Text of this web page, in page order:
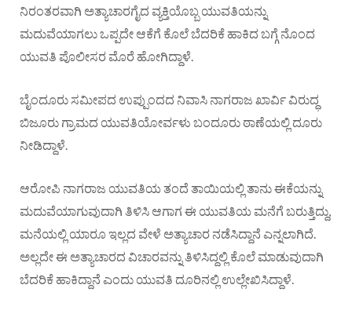
ನಿರಂತರವಾಗಿ ಅತ್ಯಾಚಾರಗೈದ ವ್ಯಕ್ತಿಯೊಬ್ಬ ಯುವತಿಯನ್ನು
ಮದುವೆಯಾಗಲು ಒಪ್ಪದೇ ಆಕೆಗೆ ಕೊಲೆ ಬೆದರಿಕೆ ಹಾಕಿದ ಬಗ್ಗೆ ನೊಂದ
ಯುವತಿ ಪೊಲೀಸರ ಮೊರೆ ಹೋಗಿದ್ದಾಳೆ.
ಬೈಂದೂರು ಸಮೀಪದ ಉಪ್ಪುಂದದ ನಿವಾಸಿ ನಾಗರಾಜ ಖಾರ್ವಿ ವಿರುದ್ಧ
ಬಿಜೂರು ಗ್ರಾಮದ ಯುವತಿಯೋರ್ವಳು ಬಂದೂರು ಠಾಣೆಯಲ್ಲಿ ದೂರು
ನೀಡಿದ್ದಾಳೆ.
ಆರೋಪಿ ನಾಗರಾಜ ಯುವತಿಯ ತಂದೆ ತಾಯಿಯಲ್ಲಿ ತಾನು ಈಕೆಯನ್ನು
ಮದುವೆಯಾಗುವುದಾಗಿ ತಿಳಿಸಿ ಆಗಾಗ ಈ ಯುವತಿಯ ಮನೆಗೆ ಬರುತ್ತಿದ್ದು,
ಮನೆಯಲ್ಲಿ ಯಾರೂ ಇಲ್ಲದ ವೇಳೆ ಅತ್ಯಾಚಾರ ನಡೆಸಿದ್ದಾನೆ ಎನ್ನಲಾಗಿದೆ.
ಅಲ್ಲದೇ ಈ ಅತ್ಯಾಚಾರದ ವಿಚಾರವನ್ನು ತಿಳಿಸಿದ್ದಲ್ಲಿ ಕೊಲೆ ಮಾಡುವುದಾಗಿ
ಬೆದರಿಕೆ ಹಾಕಿದ್ದಾನೆ ಎಂದು ಯುವತಿ ದೂರಿನಲ್ಲಿ ಉಲ್ಲೇಖಿಸಿದ್ದಾಳೆ.